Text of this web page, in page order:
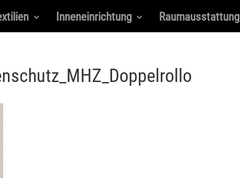
Inneneinrichtung Raumausstattung